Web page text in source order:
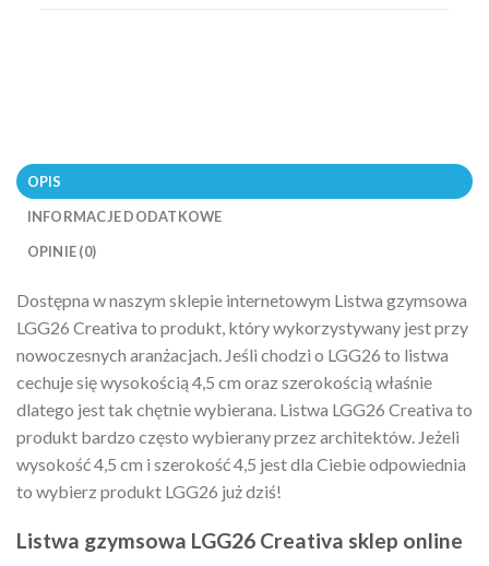
OPIS
INFORMACJE DODATKOWE
OPINIE (0)
Dostępna w naszym sklepie internetowym Listwa gzymsowa
LGG26 Creativa to produkt, który wykorzystywany jest przy
nowoczesnych aranżacjach. Jeśli chodzi o LGG26 to listwa
cechuje się wysokością 4,5 cm oraz szerokością właśnie
dlatego jest tak chętnie wybierana. Listwa LGG26 Creativa to
produkt bardzo często wybierany przez architektów. Jeżeli
wysokość 4,5 cm i szerokość 4,5 jest dla Ciebie odpowiednia
to wybierz produkt LGG26 już dziś!
Listwa gzymsowa LGG26 Creativa sklep online